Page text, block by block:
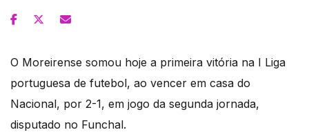
O Moreirense somou hoje a primeira vitória na I Liga
portuguesa de futebol, ao vencer em casa do
Nacional, por 2-1, em jogo da segunda jornada,
disputado no Funchal.